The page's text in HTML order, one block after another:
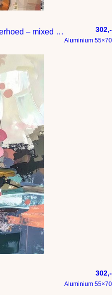
kleurig portret – vrouw met zomerhoed – mixed media 302,-
Aluminium 55×70
302,-
Aluminium 55×70